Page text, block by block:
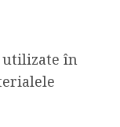
utilizate în